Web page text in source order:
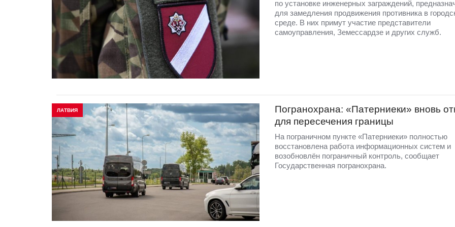
по установке инженерных заграждений,
для замедления продвижения противника в
среде. В них примут участие представители
самоуправления, Земессардзе и других служб.
ЛАТВИЯ
Погранохрана: «Патерниеки» вновь
для пересечения границы
На пограничном пункте «Патерниеки» полностью
восстановлена работа информационных систем и
возобновлён пограничный контроль, сообщает
Государственная погранохрана.